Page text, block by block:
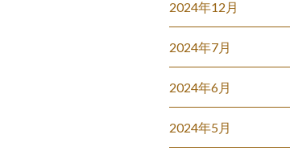
2024年12月
2024年7月
2024年6月
2024年5月